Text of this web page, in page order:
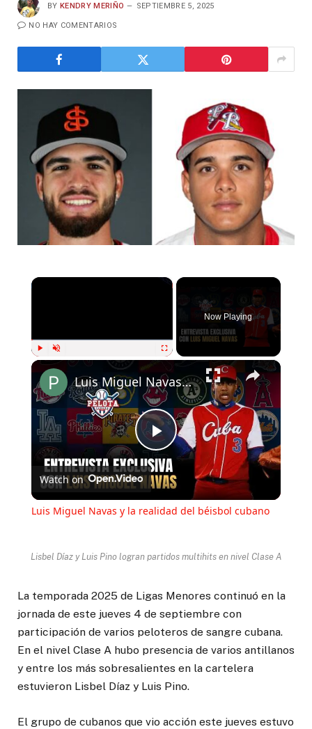
BY KENDRY MERIÑO SEPTIEMBRE 5, 2025
NO HAY COMENTARIOS
×
Now Playing
×
Play
Video
Luis Miguel Navas y la realidad del béisbol cubano
Watch on
Luis Miguel Navas y la realidad del béisbol cubano
Lisbel Díaz y Luis Pino logran partidos multihits en nivel Clase A
La temporada 2025 de Ligas Menores continuó en la
jornada de este jueves 4 de septiembre con
participación de varios peloteros de sangre cubana.
En el nivel Clase A hubo presencia de varios antillanos
y entre los más sobresalientes en la cartelera
estuvieron Lisbel Díaz y Luis Pino.
El grupo de cubanos que vio acción este jueves estuvo